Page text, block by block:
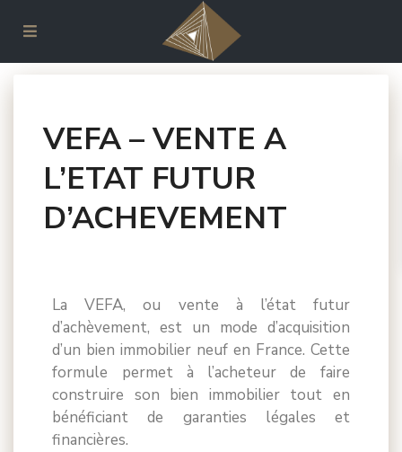
ACHETER DANS LE NEUF
VEFA – VENTE A L’ETAT FUTUR D’ACHEVEMENT
VEFA – VENTE A
L’ETAT FUTUR
D’ACHEVEMENT
La VEFA, ou vente à l’état futur
d’achèvement, est un mode d’acquisition
d’un bien immobilier neuf en France. Cette
formule permet à l’acheteur de faire
construire son bien immobilier tout en
bénéficiant de garanties légales et
financières.